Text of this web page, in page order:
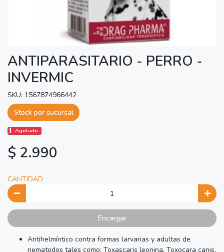
ANTIPARASITARIO - PERRO -
INVERMIC
SKU: 1567874966442
Stock por sucursal
Agotado.
$ 2.990
CANTIDAD
Encargar
Antihelmíntico contra formas larvarias y adultas de
nematodos tales como: Toxascaris leonina, Toxocara canis,